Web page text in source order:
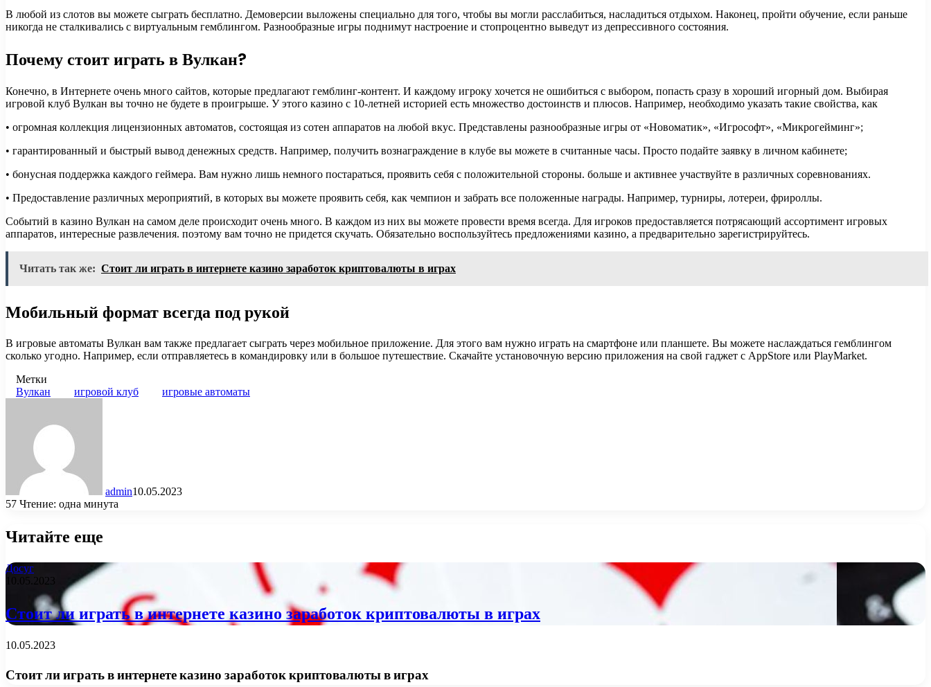
В любой из слотов вы можете сыграть бесплатно. Демоверсии выложены специально для того, чтобы вы могли расслабиться, насладиться отдыхом. Наконец, пройти обучение, если раньше
никогда не сталкивались с виртуальным гемблингом. Разнообразные игры поднимут настроение и стопроцентно выведут из депрессивного состояния.
Почему стоит играть в Вулкан?
Конечно, в Интернете очень много сайтов, которые предлагают гемблинг-контент. И каждому игроку хочется не ошибиться с выбором, попасть сразу в хороший игорный дом. Выбирая
игровой клуб Вулкан вы точно не будете в проигрыше. У этого казино с 10-летней историей есть множество достоинств и плюсов. Например, необходимо указать такие свойства, как
• огромная коллекция лицензионных автоматов, состоящая из сотен аппаратов на любой вкус. Представлены разнообразные игры от «Новоматик», «Игрософт», «Микрогейминг»;
• гарантированный и быстрый вывод денежных средств. Например, получить вознаграждение в клубе вы можете в считанные часы. Просто подайте заявку в личном кабинете;
• бонусная поддержка каждого геймера. Вам нужно лишь немного постараться, проявить себя с положительной стороны. больше и активнее участвуйте в различных соревнованиях.
• Предоставление различных мероприятий, в которых вы можете проявить себя, как чемпион и забрать все положенные награды. Например, турниры, лотереи, фрироллы.
Событий в казино Вулкан на самом деле происходит очень много. В каждом из них вы можете провести время всегда. Для игроков предоставляется потрясающий ассортимент игровых
аппаратов, интересные развлечения. поэтому вам точно не придется скучать. Обязательно воспользуйтесь предложениями казино, а предварительно зарегистрируйтесь.
Читать так же: Стоит ли играть в интернете казино заработок криптовалюты в играх
Мобильный формат всегда под рукой
В игровые автоматы Вулкан вам также предлагает сыграть через мобильное приложение. Для этого вам нужно играть на смартфоне или планшете. Вы можете наслаждаться гемблингом
сколько угодно. Например, если отправляетесь в командировку или в большое путешествие. Скачайте установочную версию приложения на свой гаджет с AppStore или PlayMarket.
Метки
Вулкан
игровой клуб игровые автоматы
admin10.05.2023
57 Чтение: одна минута
Читайте еще
Досуг
10.05.2023
Стоит ли играть в интернете казино заработок криптовалюты в играх
10.05.2023
Стоит ли играть в интернете казино заработок криптовалюты в играх